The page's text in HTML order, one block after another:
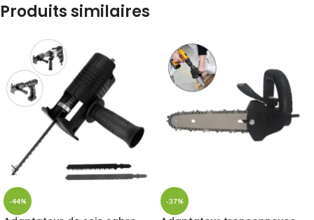
Produits similaires
-44% -37%